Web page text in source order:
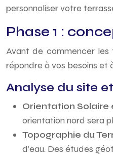
personnaliser votre
Phase 1 :
Avant de commencer les
répondre à vos besoins et
Analyse du site
Orientation Solaire
orientation nord sera
Topographie du
d’eau. Des études